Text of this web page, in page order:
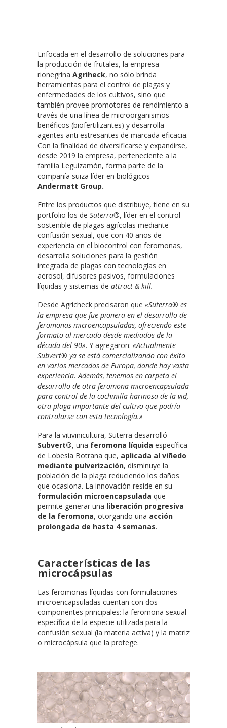
Enfocada en el desarrollo de soluciones para
la producción de frutales, la empresa
rionegrina Agriheck, no sólo brinda
herramientas para el control de plagas y
enfermedades de los cultivos, sino que
también provee promotores de rendimiento a
través de una línea de microorganismos
benéficos (biofertilizantes) y desarrolla
agentes anti estresantes de marcada eficacia.
Con la finalidad de diversificarse y expandirse,
desde 2019 la empresa, perteneciente a la
familia Leguizamón, forma parte de la
compañía suiza líder en biológicos
Andermatt Group.
Entre los productos que distribuye, tiene en su
portfolio los de Suterra®, líder en el control
sostenible de plagas agrícolas mediante
confusión sexual, que con 40 años de
experiencia en el biocontrol con feromonas,
desarrolla soluciones para la gestión
integrada de plagas con tecnologías en
aerosol, difusores pasivos, formulaciones
líquidas y sistemas de attract & kill.
Desde Agricheck precisaron que «Suterra® es
la empresa que fue pionera en el desarrollo de
feromonas microencapsuladas, ofreciendo este
formato al mercado desde mediados de la
década del 90». Y agregaron: «Actualmente
Subvert® ya se está comercializando con éxito
en varios mercados de Europa, donde hay vasta
experiencia. Además, tenemos en carpeta el
desarrollo de otra feromona microencapsulada
para control de la cochinilla harinosa de la vid,
otra plaga importante del cultivo que podría
controlarse con esta tecnología.»
Para la vitivinicultura, Suterra desarrolló
Subvert®, una feromona líquida específica
de Lobesia Botrana que, aplicada al viñedo
mediante pulverización, disminuye la
población de la plaga reduciendo los daños
que ocasiona. La innovación reside en su
formulación microencapsulada que
permite generar una liberación progresiva
de la feromona, otorgando una acción
prolongada de hasta 4 semanas.
Características de las
microcápsulas
Las feromonas líquidas con formulaciones
microencapsuladas cuentan con dos
componentes principales: la feromona sexual
específica de la especie utilizada para la
confusión sexual (la materia activa) y la matriz
o microcápsula que la protege.